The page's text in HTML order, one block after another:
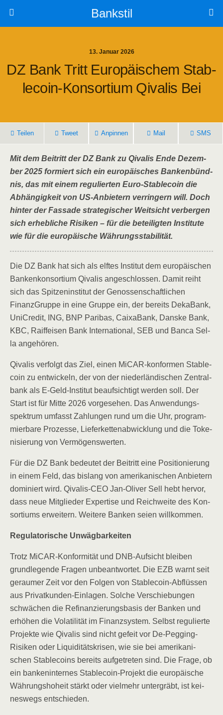
Bankstil
13. Januar 2026
DZ Bank Tritt Euro­päi­schem Sta­b­
Le­co­in-Kon­sor­ti­um Qiva­lis Bei
Tei­len Tweet Anpin­nen Mail SMS
Mit dem Bei­tritt der DZ Bank zu Qiva­lis Ende Dezem­
ber 2025 for­miert sich ein euro­päi­sches Ban­ken­bünd­
nis, das mit einem regu­lier­ten Euro-Sta­b­le­co­in die
Abhän­gig­keit von US-Anbie­tern ver­rin­gern will. Doch
hin­ter der Fas­sa­de stra­te­gi­scher Weit­sicht ver­ber­gen
sich erheb­li­che Risi­ken – für die betei­lig­ten Insti­tu­te
wie für die euro­päi­sche Währungsstabilität.
Die DZ Bank hat sich als elf­tes Insti­tut dem euro­päi­schen
Ban­ken­kon­sor­ti­um Qiva­lis ange­schlos­sen. Damit reiht
sich das Spit­zen­in­sti­tut der Genos­sen­schaft­li­chen
Finanz­Grup­pe in eine Grup­pe ein, der bereits Deka­Bank,
UniCre­dit, ING, BNP Pari­bas, Caix­a­Bank, Dans­ke Bank,
KBC, Raiff­ei­sen Bank Inter­na­tio­nal, SEB und Ban­ca Sel­
la angehören.
Qiva­lis ver­folgt das Ziel, einen MiCAR-kon­for­men Sta­b­le­
co­in zu ent­wi­ckeln, der von der nie­der­län­di­schen Zen­tral­
bank als E‑Geld-Insti­tut beauf­sich­tigt wer­den soll. Der
Start ist für Mit­te 2026 vor­ge­se­hen. Das Anwen­dungs­
spek­trum umfasst Zah­lun­gen rund um die Uhr, pro­gram­
mier­ba­re Pro­zes­se, Lie­fer­ket­ten­ab­wick­lung und die Toke­
ni­sie­rung von Vermögenswerten.
Für die DZ Bank bedeu­tet der Bei­tritt eine Posi­tio­nie­rung
in einem Feld, das bis­lang von ame­ri­ka­ni­schen Anbie­tern
domi­niert wird. Qiva­lis-CEO Jan-Oli­ver Sell hebt her­vor,
dass neue Mit­glie­der Exper­ti­se und Reich­wei­te des Kon­
sor­ti­ums erwei­tern. Wei­te­re Ban­ken sei­en willkommen.
Regu­la­to­ri­sche Unwägbarkeiten
Trotz MiCAR-Kon­for­mi­tät und DNB-Auf­sicht blei­ben
grund­le­gen­de Fra­gen unbe­ant­wor­tet. Die EZB warnt seit
gerau­mer Zeit vor den Fol­gen von Sta­b­le­co­in-Abflüs­sen
aus Pri­vat­kun­den-Ein­la­gen. Sol­che Ver­schie­bun­gen
schwä­chen die Refi­nan­zie­rungs­ba­sis der Ban­ken und
erhö­hen die Vola­ti­li­tät im Finanz­sys­tem. Selbst regu­lier­te
Pro­jek­te wie Qiva­lis sind nicht gefeit vor De-Peg­ging-
Risi­ken oder Liqui­di­täts­kri­sen, wie sie bei ame­ri­ka­ni­
schen Sta­b­le­co­ins bereits auf­ge­tre­ten sind. Die Fra­ge, ob
ein ban­ken­in­ter­nes Sta­b­le­co­in-Pro­jekt die euro­päi­sche
Wäh­rungs­ho­heit stärkt oder viel­mehr unter­gräbt, ist kei­
nes­wegs entschieden.